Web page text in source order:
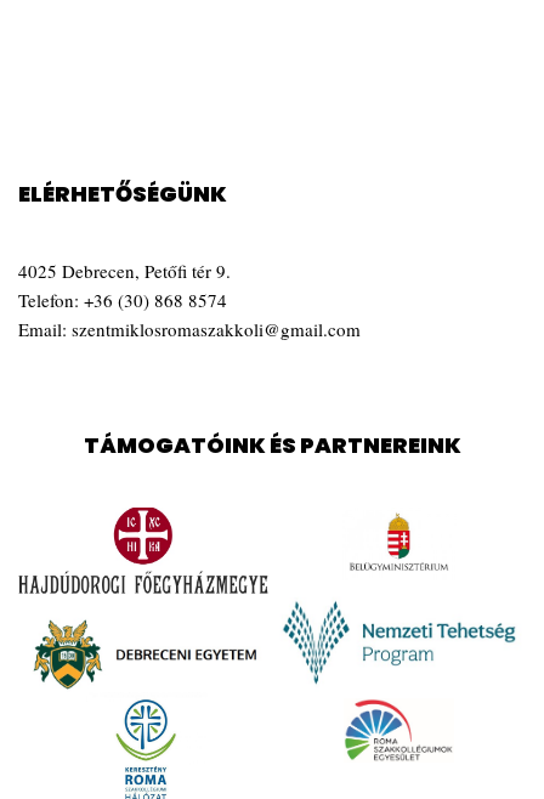
ELÉRHETŐSÉGÜNK
4025 Debrecen, Petőfi tér 9.
Telefon: +36 (30) 868 8574
Email: szentmiklosromaszakkoli@gmail.com
TÁMOGATÓINK ÉS PARTNEREINK